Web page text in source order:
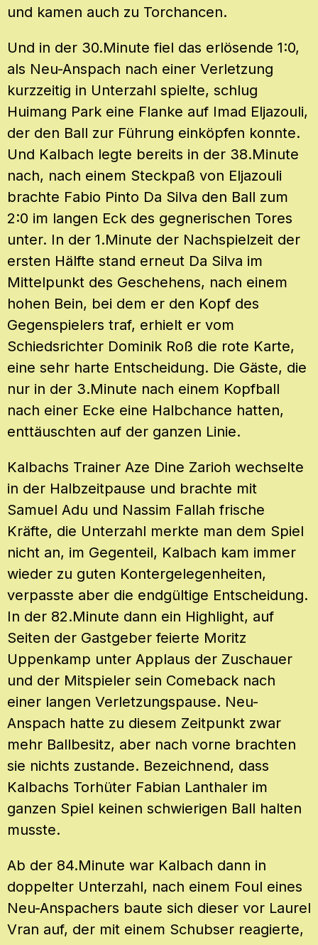
und kamen auch zu Torchancen.
Und in der 30.Minute fiel das erlösende 1:0,
als Neu-Anspach nach einer Verletzung
kurzzeitig in Unterzahl spielte, schlug
Huimang Park eine Flanke auf Imad Eljazouli,
der den Ball zur Führung einköpfen konnte.
Und Kalbach legte bereits in der 38.Minute
nach, nach einem Steckpaß von Eljazouli
brachte Fabio Pinto Da Silva den Ball zum
2:0 im langen Eck des gegnerischen Tores
unter. In der 1.Minute der Nachspielzeit der
ersten Hälfte stand erneut Da Silva im
Mittelpunkt des Geschehens, nach einem
hohen Bein, bei dem er den Kopf des
Gegenspielers traf, erhielt er vom
Schiedsrichter Dominik Roß die rote Karte,
eine sehr harte Entscheidung. Die Gäste, die
nur in der 3.Minute nach einem Kopfball
nach einer Ecke eine Halbchance hatten,
enttäuschten auf der ganzen Linie.
Kalbachs Trainer Aze Dine Zarioh wechselte
in der Halbzeitpause und brachte mit
Samuel Adu und Nassim Fallah frische
Kräfte, die Unterzahl merkte man dem Spiel
nicht an, im Gegenteil, Kalbach kam immer
wieder zu guten Kontergelegenheiten,
verpasste aber die endgültige Entscheidung.
In der 82.Minute dann ein Highlight, auf
Seiten der Gastgeber feierte Moritz
Uppenkamp unter Applaus der Zuschauer
und der Mitspieler sein Comeback nach
einer langen Verletzungspause. Neu-
Anspach hatte zu diesem Zeitpunkt zwar
mehr Ballbesitz, aber nach vorne brachten
sie nichts zustande. Bezeichnend, dass
Kalbachs Torhüter Fabian Lanthaler im
ganzen Spiel keinen schwierigen Ball halten
musste.
Ab der 84.Minute war Kalbach dann in
doppelter Unterzahl, nach einem Foul eines
Neu-Anspachers baute sich dieser vor Laurel
Vran auf, der mit einem Schubser reagierte,